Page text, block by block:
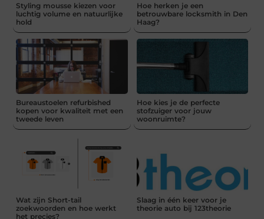
Styling mousse kiezen voor
luchtig volume en natuurlijke
hold
Hoe herken je een
betrouwbare locksmith in Den
Haag?
Bureaustoelen refurbished
kopen voor kwaliteit met een
tweede leven
Hoe kies je de perfecte
stofzuiger voor jouw
woonruimte?
Wat zijn Short-tail
zoekwoorden en hoe werkt
het precies?
Slaag in één keer voor je
theorie auto bij 123theorie